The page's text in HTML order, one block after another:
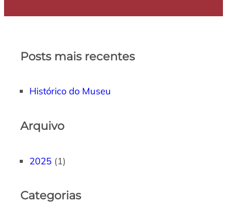
Posts mais recentes
Histórico do Museu
Arquivo
2025 (1)
Categorias